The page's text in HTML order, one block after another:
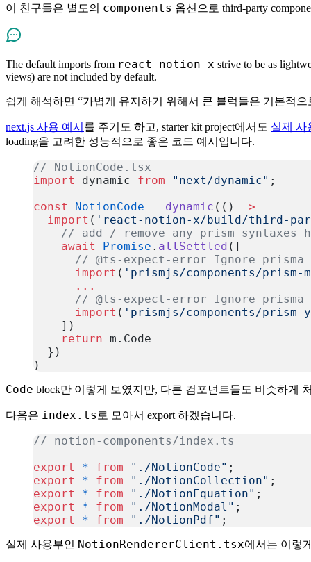
이 친구들은 별도의 components 옵션으로 third-party
The default imports from react-notion-x strive to be as
views) are not included by default.
쉽게 해석하면 “가볍게 유지하기 위해서 큰 블럭들은 기본적
next.js 사용 예시 를 주기도 하고, starter kit project에서도 실제 사
loading을 고려한 성능적으로 좋은 코드 예시입니다.
// NotionCode.tsx
import
dynamic from "next/dynamic" ;
const
NotionCode = dynamic (() =>
  import
( 'react-notion-x/build/third-
// add / remove any prism syntaxes
    await
Promise . allSettled ([
// @ts-expect-error Ignore prisma
      import
( 'prismjs/components/
      ...
// @ts-expect-error Ignore prisma
      import
( 'prismjs/components/
    ])
    return
m.Code
  })
)
Code block만 이렇게 보였지만, 다른 컴포넌트들도 비슷하게
다음은 index.ts 로 모아서 export 하겠습니다.
// notion-components/index.ts
export
* from "./NotionCode" ;
export
* from "./NotionCollection" ;
export
* from "./NotionEquation" ;
export
* from "./NotionModal" ;
export
* from "./NotionPdf" ;
실제 사용부인 NotionRendererClient.tsx에서는 이렇